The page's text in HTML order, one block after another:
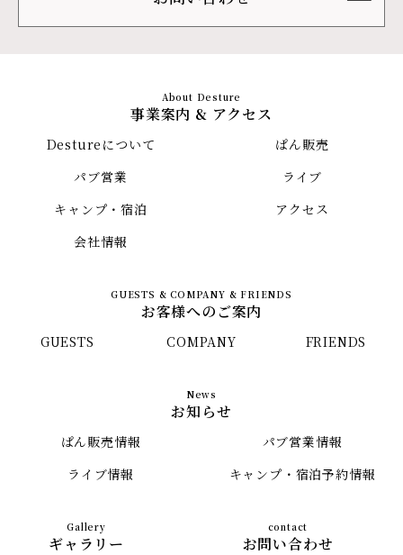
事業案内 & アクセス
Destureについて
ぱん販売
パブ営業
ライブ
キャンプ・宿泊
アクセス
会社情報
お客様へのご案内
GUESTS COMPANY FRIENDS
お知らせ
ぱん販売情報
パブ営業情報
ライブ情報
キャンプ・宿泊予約情報
ギャラリー お問い合わせ